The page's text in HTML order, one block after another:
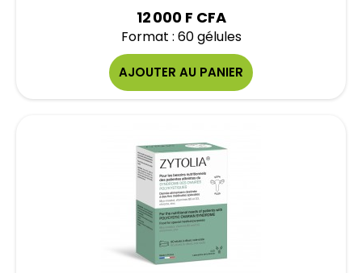
12 000 F CFA
Format : 60 gélules
AJOUTER AU PANIER